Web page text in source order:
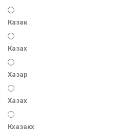
Казак
Казах
Хазар
Хазах
Кхазакх